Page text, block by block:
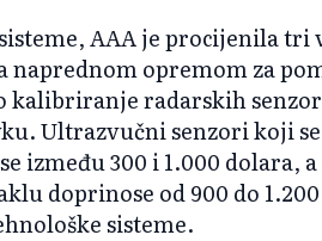
AAA je procijenila tri
naprednom opremom za
radarskih
Ultrazvučni senzori koji
između 300 i 1.000 dolara,
doprinose od 900 do
sisteme.